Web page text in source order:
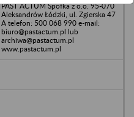
PAST ACTUM Spółka z o.o. 95-070
Aleksandrów Łódzki, ul. Zgierska 47
A telefon: 500 068 990 e-mail:
biuro@pastactum.pl lub
archiwa@pastactum.pl
www.pastactum.pl